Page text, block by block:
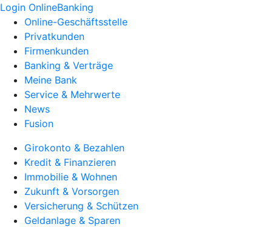
Login OnlineBanking
Online-Geschäftsstelle
Privatkunden
Firmenkunden
Banking & Verträge
Meine Bank
Service & Mehrwerte
News
Fusion
Girokonto & Bezahlen
Kredit & Finanzieren
Immobilie & Wohnen
Zukunft & Vorsorgen
Versicherung & Schützen
Geldanlage & Sparen